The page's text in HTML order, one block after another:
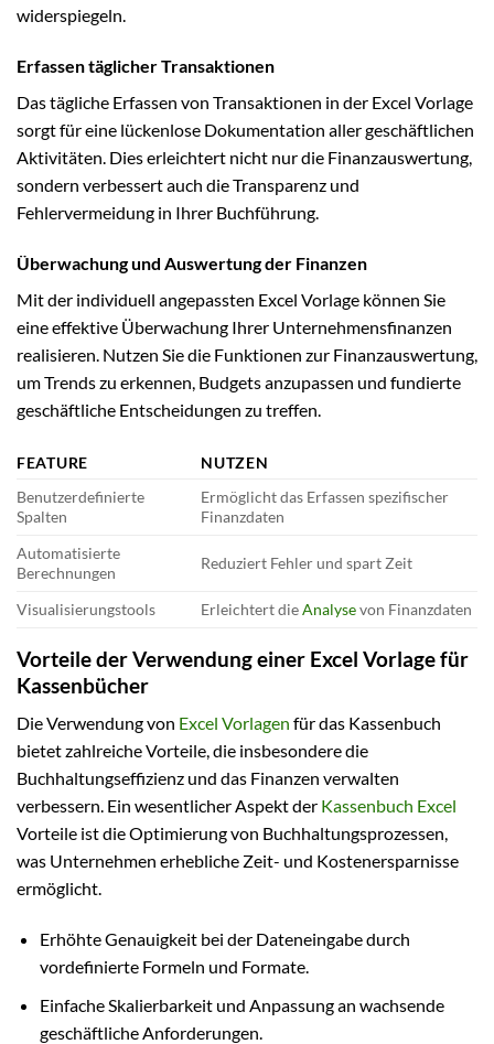
widerspiegeln.
Erfassen täglicher Transaktionen
Das tägliche Erfassen von Transaktionen in der Excel Vorlage
sorgt für eine lückenlose Dokumentation aller geschäftlichen
Aktivitäten. Dies erleichtert nicht nur die Finanzauswertung,
sondern verbessert auch die Transparenz und
Fehlervermeidung in Ihrer Buchführung.
Überwachung und Auswertung der Finanzen
Mit der individuell angepassten Excel Vorlage können Sie
eine effektive Überwachung Ihrer Unternehmensfinanzen
realisieren. Nutzen Sie die Funktionen zur Finanzauswertung,
um Trends zu erkennen, Budgets anzupassen und fundierte
geschäftliche Entscheidungen zu treffen.
FEATURE
NUTZEN
Benutzerdefinierte
Spalten
Ermöglicht das Erfassen spezifischer
Finanzdaten
Automatisierte
Berechnungen
Reduziert Fehler und spart Zeit
Visualisierungstools Erleichtert dieAnalysevon Finanzdaten
Vorteile der Verwendung einer Excel Vorlage für
Kassenbücher
Die Verwendung von Excel Vorlagen für das Kassenbuch
bietet zahlreiche Vorteile, die insbesondere die
Buchhaltungseffizienz und das Finanzen verwalten
verbessern. Ein wesentlicher Aspekt der Kassenbuch Excel
Vorteile ist die Optimierung von Buchhaltungsprozessen,
was Unternehmen erhebliche Zeit- und Kostenersparnisse
ermöglicht.
Erhöhte Genauigkeit bei der Dateneingabe durch
vordefinierte Formeln und Formate.
Einfache Skalierbarkeit und Anpassung an wachsende
geschäftliche Anforderungen.